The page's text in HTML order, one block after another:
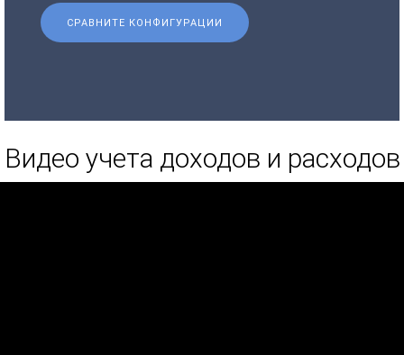
СРАВНИТЕ КОНФИГУРАЦИИ
Видео учета доходов и расходов